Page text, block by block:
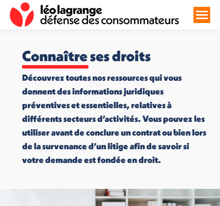
Connaître ses droits
Découvrez toutes nos ressources qui vous
donnent des informations juridiques
préventives et essentielles, relatives à
différents secteurs d’activités. Vous pouvez les
utiliser avant de conclure un contrat ou bien lors
de la survenance d’un litige afin de savoir si
votre demande est fondée en droit.